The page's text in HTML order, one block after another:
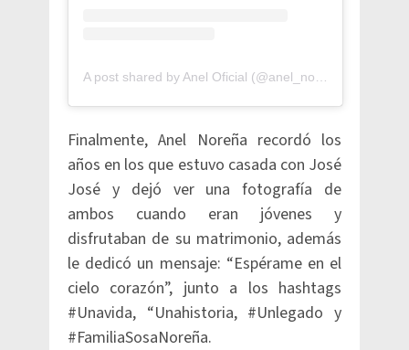
Finalmente, Anel Noreña recordó los
años en los que estuvo casada con José
José y dejó ver una fotografía de
ambos cuando eran jóvenes y
disfrutaban de su matrimonio, además
le dedicó un mensaje: “Espérame en el
cielo corazón”, junto a los hashtags
#Unavida, “Unahistoria, #Unlegado y
#FamiliaSosaNoreña.